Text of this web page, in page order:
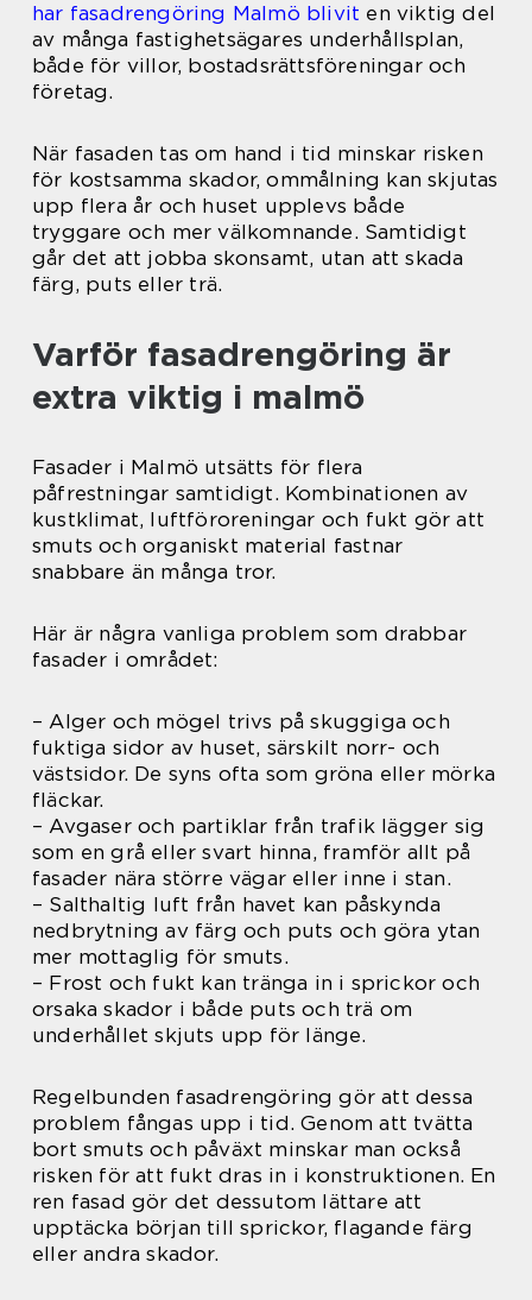
har fasadrengöring Malmö blivit en viktig del
av många fastighetsägares underhållsplan,
både för villor, bostadsrättsföreningar och
företag.
När fasaden tas om hand i tid minskar risken
för kostsamma skador, ommålning kan skjutas
upp flera år och huset upplevs både
tryggare och mer välkomnande. Samtidigt
går det att jobba skonsamt, utan att skada
färg, puts eller trä.
Varför fasadrengöring är
extra viktig i malmö
Fasader i Malmö utsätts för flera
påfrestningar samtidigt. Kombinationen av
kustklimat, luftföroreningar och fukt gör att
smuts och organiskt material fastnar
snabbare än många tror.
Här är några vanliga problem som drabbar
fasader i området:
– Alger och mögel trivs på skuggiga och
fuktiga sidor av huset, särskilt norr- och
västsidor. De syns ofta som gröna eller mörka
fläckar.
– Avgaser och partiklar från trafik lägger sig
som en grå eller svart hinna, framför allt på
fasader nära större vägar eller inne i stan.
– Salthaltig luft från havet kan påskynda
nedbrytning av färg och puts och göra ytan
mer mottaglig för smuts.
– Frost och fukt kan tränga in i sprickor och
orsaka skador i både puts och trä om
underhållet skjuts upp för länge.
Regelbunden fasadrengöring gör att dessa
problem fångas upp i tid. Genom att tvätta
bort smuts och påväxt minskar man också
risken för att fukt dras in i konstruktionen. En
ren fasad gör det dessutom lättare att
upptäcka början till sprickor, flagande färg
eller andra skador.